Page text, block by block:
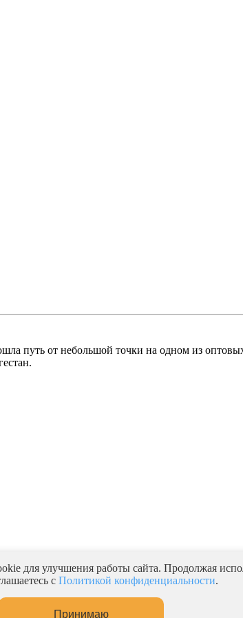
путь от небольшой точки на одном из
для улучшения работы сайта. Продолжая
с Политикой конфиденциальности.
Принимаю